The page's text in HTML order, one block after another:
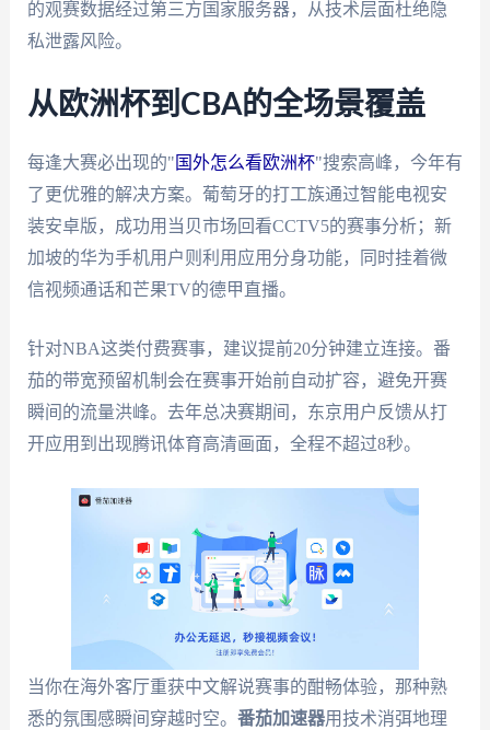
的观赛数据经过第三方国家服务器，从技术层面杜绝隐
私泄露风险。
从欧洲杯到CBA的全场景覆盖
每逢大赛必出现的" 国外怎么看欧洲杯"搜索高峰，今年有
了更优雅的解决方案。葡萄牙的打工族通过智能电视安
装安卓版，成功用当贝市场回看CCTV5的赛事分析；新
加坡的华为手机用户则利用应用分身功能，同时挂着微
信视频通话和芒果TV的德甲直播。
针对NBA这类付费赛事，建议提前20分钟建立连接。番
茄的带宽预留机制会在赛事开始前自动扩容，避免开赛
瞬间的流量洪峰。去年总决赛期间，东京用户反馈从打
开应用到出现腾讯体育高清画面，全程不超过8秒。
当你在海外客厅重获中文解说赛事的酣畅体验，那种熟
悉的氛围感瞬间穿越时空。 番茄加速器用技术消弭地理